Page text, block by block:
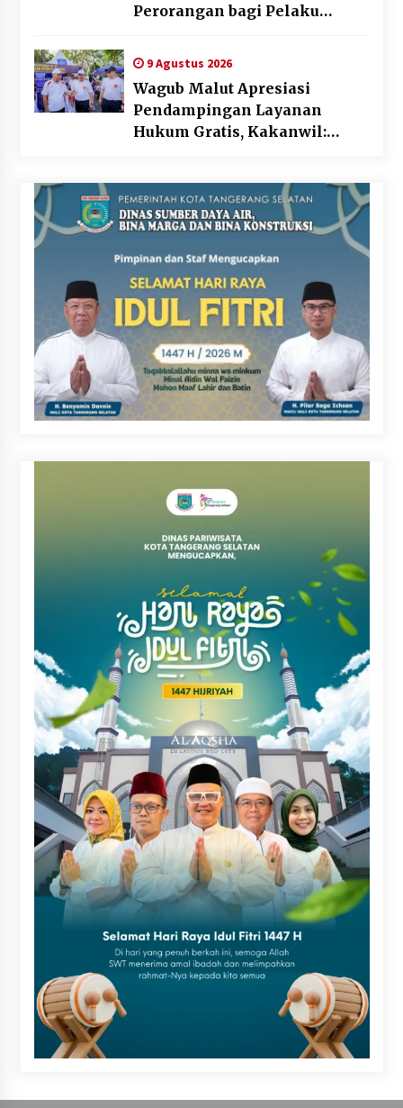
Perorangan bagi Pelaku
9 Agustus 2026
Wagub Malut Apresiasi
Pendampingan Layanan
Hukum Gratis, Kakanwil: